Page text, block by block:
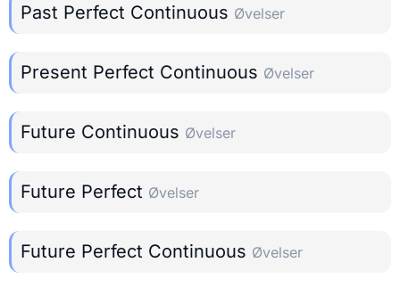
Past Perfect Continuous Øvelser
Present Perfect Continuous Øvelser
Future Continuous Øvelser
Future Perfect Øvelser
Future Perfect Continuous Øvelser